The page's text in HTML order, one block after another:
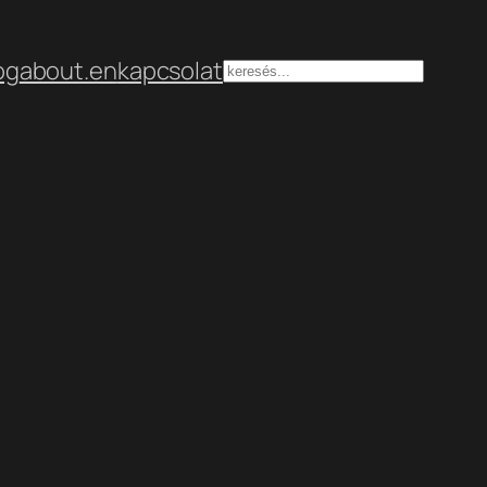
about.enkapcsolatKeresés